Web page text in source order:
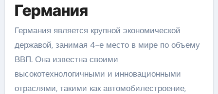
Германия
Германия является крупной экономической
державой, занимая 4-е место в мире по объему
ВВП. Она известна своими
высокотехнологичными и инновационными
отраслями, такими как автомобилестроение,